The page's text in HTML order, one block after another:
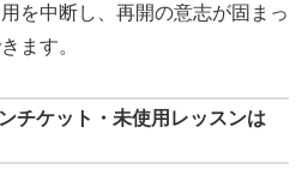
を中断し、再開の意志が固まっ
ます。
チケット・未使用レッスンは